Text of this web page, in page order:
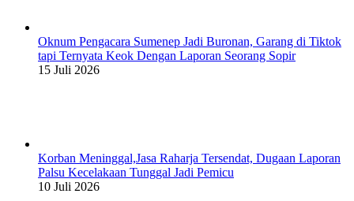
Oknum Pengacara Sumenep Jadi Buronan, Garang di Tiktok
tapi Ternyata Keok Dengan Laporan Seorang Sopir
15 Juli 2026
Korban Meninggal,Jasa Raharja Tersendat, Dugaan Laporan
Palsu Kecelakaan Tunggal Jadi Pemicu
10 Juli 2026